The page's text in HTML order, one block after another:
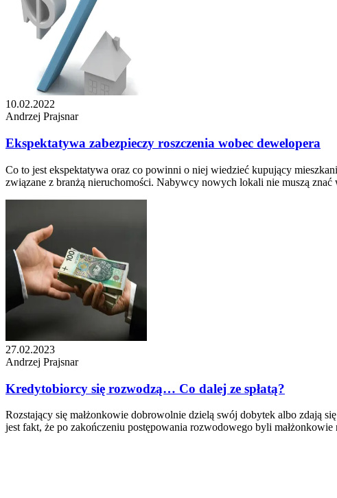
10.02.2022
Andrzej Prajsnar
Ekspektatywa zabezpieczy roszczenia wobec dewelopera
Co to jest ekspektatywa oraz co powinni o niej wiedzieć kupujący
związane z branżą nieruchomości. Nabywcy nowych lokali nie muszą znać
27.02.2023
Andrzej Prajsnar
Kredytobiorcy się rozwodzą… Co dalej ze spłatą?
Rozstający się małżonkowie dobrowolnie dzielą swój dobytek albo zdają
jest fakt, że po zakończeniu postępowania rozwodowego byli